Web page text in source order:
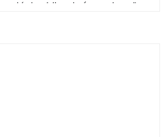
dávky. Vhodné pro koně,